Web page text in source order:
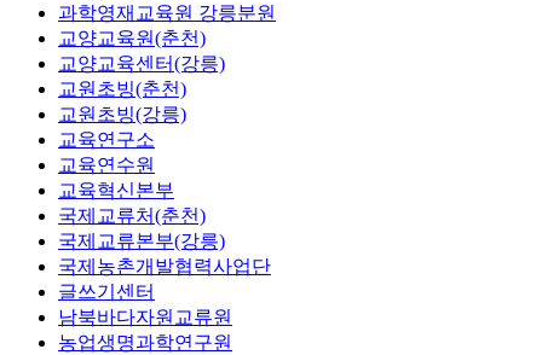
과학영재교육원 강릉분원
교양교육원(춘천)
교양교육센터(강릉)
교원초빙(춘천)
교원초빙(강릉)
교육연구소
교육연수원
교육혁신본부
국제교류처(춘천)
국제교류본부(강릉)
국제농촌개발협력사업단
글쓰기센터
남북바다자원교류원
농업생명과학연구원